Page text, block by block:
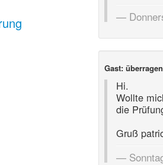
Gast:
Hi.
Wollte
die
Gruß